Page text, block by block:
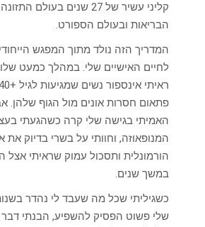
קליני עשיר של 27 שנים בעולם
הבריאות ובעולם הספורט.
המדריך הזה נולד מתוך המפגש
לחיים האישיים שלי. במהלך כמעט
פתאום חסרות אונים מול הגוף שלהן.
האמיתי בגישה שלי קרה כשהגעתי
המנופאוזה, וחוותי על בשרי בדיוק
הורמונלית ותסכול עמוק שראיתי אצל
במשך שנים.
שלי פשוט הפסיק להשפיע, הבנתי דבר